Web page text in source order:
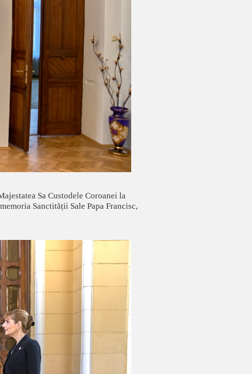
Sa Custodele Coroanei la
Sanctității Sale Papa Francisc,